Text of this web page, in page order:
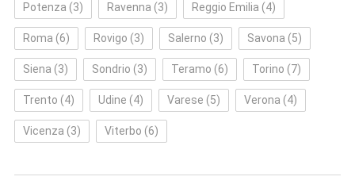
Potenza (3) Ravenna (3) Reggio Emilia (4)
Roma (6) Rovigo (3) Salerno (3) Savona (5)
Siena (3) Sondrio (3) Teramo (6) Torino (7)
Trento (4) Udine (4) Varese (5) Verona (4)
Vicenza (3) Viterbo (6)